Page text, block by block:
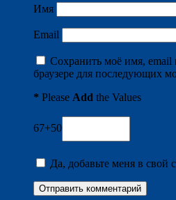
Имя
Email
Сохранить моё имя, email
браузере для последующих
* Please Add the Values
67+50
Да, добавьте меня в свой